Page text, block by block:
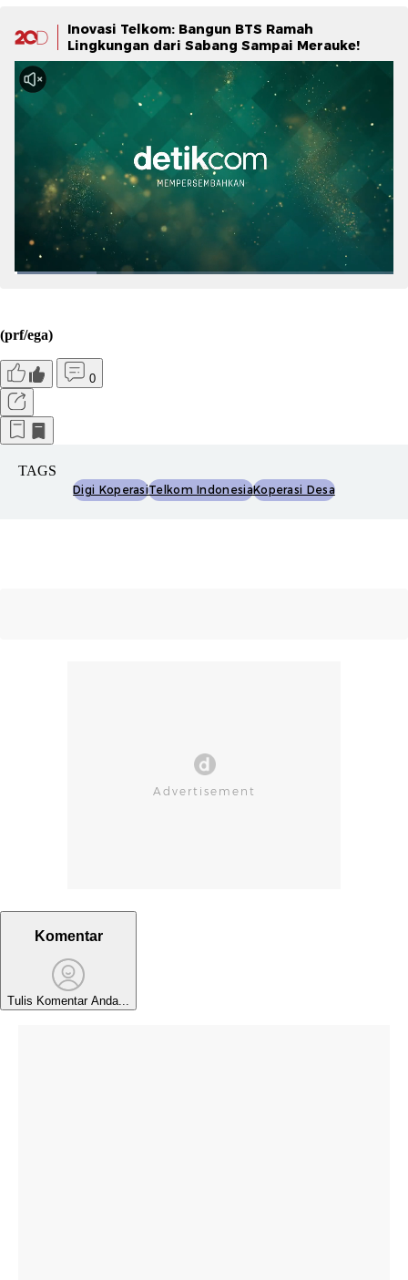
Inovasi Telkom: Bangun BTS Ramah
Lingkungan dari Sabang Sampai Merauke!
(prf/ega)
0
TAGS
Digi KoperasiTelkom IndonesiaKoperasi Desa
Komentar
Tulis Komentar Anda...